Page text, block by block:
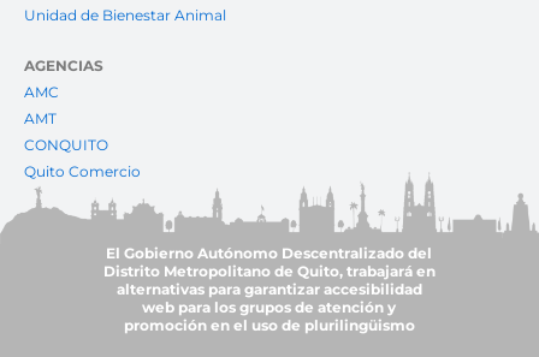
Unidad de Bienestar Animal
AGENCIAS
AMC
AMT
CONQUITO
Quito Comercio
El Gobierno Autónomo Descentralizado del
Distrito Metropolitano de Quito, trabajará en
alternativas para garantizar accesibilidad
web para los grupos de atención y
promoción en el uso de plurilingüismo